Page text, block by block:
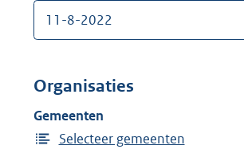
Organisaties
Gemeenten
Selecteer gemeenten